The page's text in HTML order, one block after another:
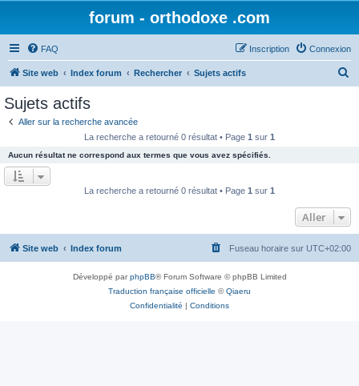
forum - orthodoxe .com
FAQ Connexion
Inscription
Site web Index forum Rechercher Sujets actifs
e
r
Sujets actifs
Aller sur la recherche avancée
La recherche a retourné 0 résultat • Page 1 sur 1
Aucun résultat ne correspond aux termes que vous avez spécifiés.
La recherche a retourné 0 résultat • Page 1 sur 1
Aller
Site web Index forum Fuseau horaire sur UTC+02:00
Développé parphpBB® Forum Software © phpBB Limited
Traduction française officielle ©Qiaeru
Confidentialité | Conditions